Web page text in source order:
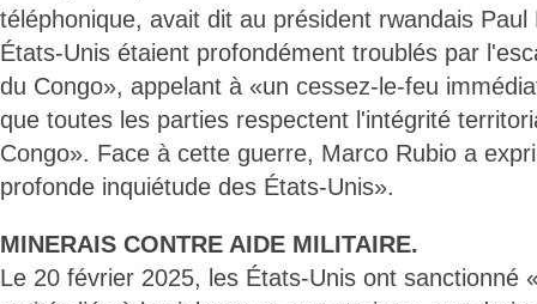
téléphonique, avait dit au président rwandais
États-Unis étaient profondément troublés par
du Congo», appelant à «un cessez-le-feu
que toutes les parties respectent l'intégrité
Congo». Face à cette guerre, Marco Rubio a
profonde inquiétude des États-Unis».
MINERAIS CONTRE AIDE MILITAIRE.
Le 20 février 2025, les États-Unis ont sanctionné